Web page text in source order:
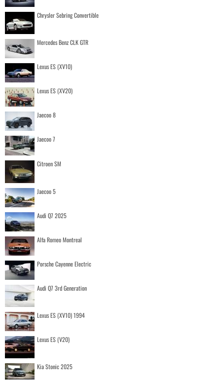
Chrysler Sebring Convertible
Mercedes Benz CLK GTR
Lexus ES (XV10)
Lexus ES (XV20)
Jaecoo 8
Jaecoo 7
Citroen SM
Jaecoo 5
Audi Q7 2025
Alfa Romeo Montreal
Porsche Cayenne Electric
Audi Q7 3rd Generation
Lexus ES (XV10) 1994
Lexus ES (V20)
Kia Stonic 2025